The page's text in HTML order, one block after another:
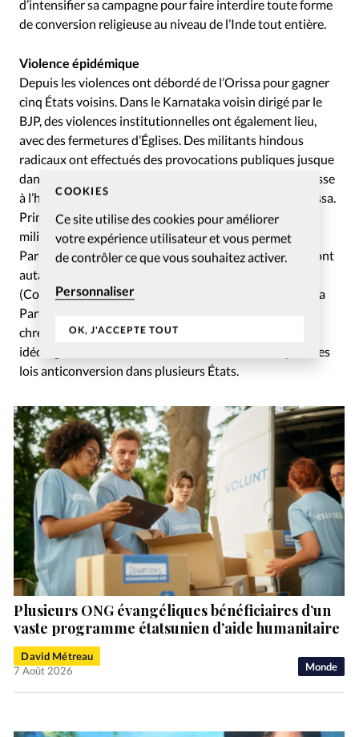
COOKIES
Ce site utilise des cookies pour améliorer
votre expérience utilisateur et vous permet
de contrôler ce que vous souhaitez activer.
Personnaliser
OK, J'ACCEPTE TOUT
d’intensifier sa campagne pour faire interdire toute forme
de conversion religieuse au niveau de l’Inde tout entière.
Violence épidémique
Depuis les violences ont débordé de l’Orissa pour gagner
cinq États voisins. Dans le Karnataka voisin dirigé par le
BJP, des violences institutionnelles ont également lieu,
avec des fermetures d’Églises. Des militants hindous
radicaux ont effectués des provocations publiques jusque
dans la capitale. À la période de Noël, une véritable chasse
à l’homme contre les chrétiens avait déjà eu lieu en Orissa.
Principal acteur de ces violences, diverses milices de
militants hindous radicalisés, le Bajrang Dal, le Sangh
Parivar et le Rashtriya Swayamsevak Sangh (RSS) qui sont
autant de bras militants du Vishwa Hindu Parishad
(Conseil Hindouiste Mondial). Le BJP ou Baratya Janata
Party en est le bras politique. Le BJP, très hostile aux
chrétiens comme aux musulmans, est fondé sur une
idéologie nationaliste (la hindutva) et il a fait adopter des
lois anticonversion dans plusieurs États.
Monde
Plusieurs ONG évangéliques bénéficiaires d’un
vaste programme étatsunien d’aide humanitaire
David Métreau
7 Août 2026